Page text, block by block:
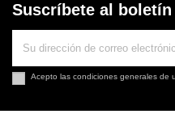
Suscríbete al
Acepto las condiciones generales de